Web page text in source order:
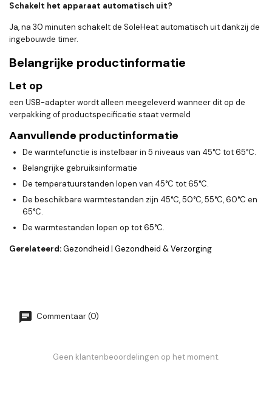
Schakelt het apparaat automatisch uit?
Ja, na 30 minuten schakelt de SoleHeat automatisch uit dankzij de
ingebouwde timer.
Belangrijke productinformatie
Let op
een USB-adapter wordt alleen meegeleverd wanneer dit op de
verpakking of productspecificatie staat vermeld
Aanvullende productinformatie
De warmtefunctie is instelbaar in 5 niveaus van 45°C tot 65°C.
Belangrijke gebruiksinformatie
De temperatuurstanden lopen van 45°C tot 65°C.
De beschikbare warmtestanden zijn 45°C, 50°C, 55°C, 60°C en
65°C.
De warmtestanden lopen op tot 65°C.
Gerelateerd:Gezondheid | Gezondheid & Verzorging
Commentaar (0)
Geen klantenbeoordelingen op het moment.